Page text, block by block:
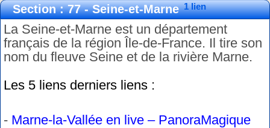
Section : 77 - Seine-et-Marne 1 lien
La Seine-et-Marne est un département
français de la région Île-de-France. Il tire son
nom du fleuve Seine et de la rivière Marne.
Les 5 liens derniers liens :
- Marne-la-Vallée en live – PanoraMagique